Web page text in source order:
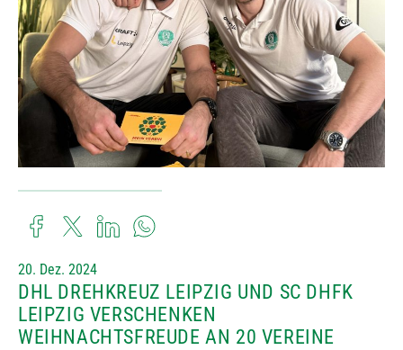
20. Dez. 2024
DHL DREHKREUZ LEIPZIG UND SC DHFK
LEIPZIG VERSCHENKEN
WEIHNACHTSFREUDE AN 20 VEREINE